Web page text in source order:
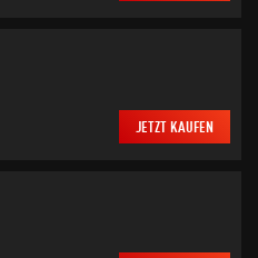
JETZT KAUFEN